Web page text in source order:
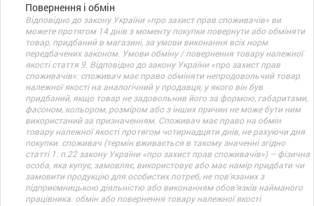
Повернення і обмін
Відповідно до закону України «про захист прав споживачів» ви
можете протягом 14 днів з моменту покупки повернути або обміняти
товар, придбаний в магазині, за умови виконання всіх норм
передбачених законом. Умови обміну / повернення товару належної
якості стаття 9. Відповідно до закону України «про захист прав
споживачів»: споживач має право обміняти непродовольчий товар
належної якості на аналогічний у продавця, у якого він був
придбаний, якщо товар не задовольнив його за формою, габаритами,
фасоном, кольором, розміром або з інших причин не може бути ним
використаний за призначенням. Споживач має право на обмін
товару належної якості протягом чотирнадцяти днів, не рахуючи дня
покупки. споживач (термін вживається в такому значенні згідно
статті 1. п.22 закону України «про захист прав споживачів») – фізична
особа, яка купує, замовляє, використовує або має намір придбати чи
замовити продукцію для особистих потреб, не пов’язаних з
підприємницькою діяльністю або виконанням обов’язків найманого
працівника. обмін або повернення товару належної якості